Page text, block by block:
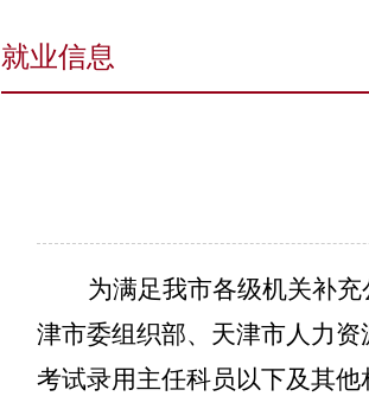
就业信息
为满足我市各级机关补
津市委组织部、天津市人力
考试录用主任科员以下及其